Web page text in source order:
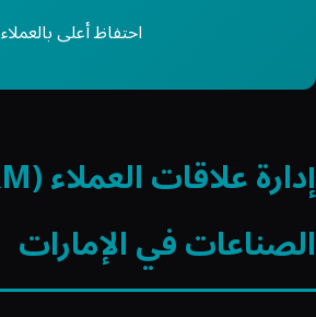
احتفاظ أعلى بالعملاء
الصناعات في الإمارات